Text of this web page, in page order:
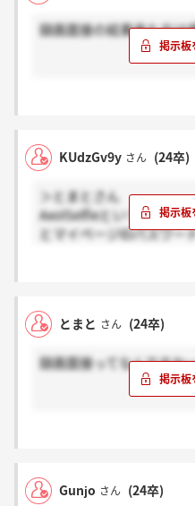
録画面接の結果来た方は
KUdzGv9y さん (24卒)
＞とまとさん
AxolSelfieというアプリ
とマイページIDパスワー
ただし、他の録画→動
信されます)。
まだ受けていないので分
く形になると思います。
他社様だと自己PRして
提示してくれていたので
AxolSelfie、iTunesでの
どの不具合も報告されて
とまと さん (24卒)
録画面接ってなんですか
Gunjo さん (24卒)